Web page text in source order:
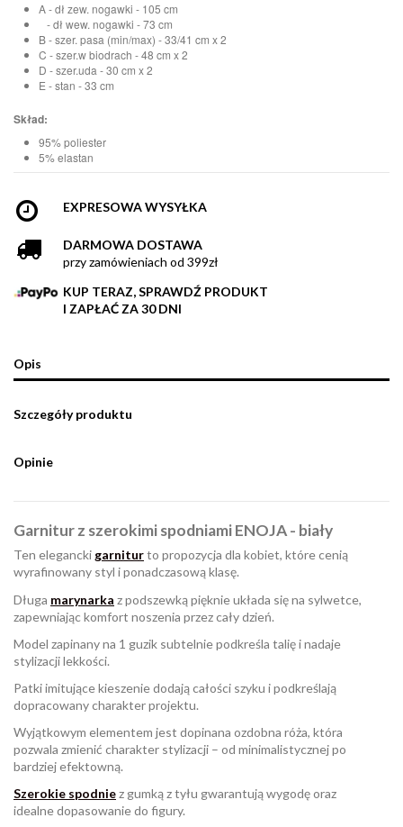
A - dł zew. nogawki - 105 cm
- dł wew. nogawki - 73 cm
B - szer. pasa (min/max) - 33/41 cm x 2
C - szer.w biodrach - 48 cm x 2
D - szer.uda - 30 cm x 2
E - stan - 33 cm
Skład:
95% poliester
5% elastan
EXPRESOWA WYSYŁKA
DARMOWA DOSTAWA
przy zamówieniach od 399zł
KUP TERAZ, SPRAWDŹ PRODUKT
I ZAPŁAĆ ZA 30 DNI
Opis
Szczegóły produktu
Opinie
Garnitur z szerokimi spodniami ENOJA - biały
Ten eleganckigarniturto propozycja dla kobiet, które cenią
wyrafinowany styl i ponadczasową klasę.
Długa marynarka z podszewką pięknie układa się na sylwetce,
zapewniając komfort noszenia przez cały dzień.
Model zapinany na 1 guzik subtelnie podkreśla talię i nadaje
stylizacji lekkości.
Patki imitujące kieszenie dodają całości szyku i podkreślają
dopracowany charakter projektu.
Wyjątkowym elementem jest dopinana ozdobna róża, która
pozwala zmienić charakter stylizacji – od minimalistycznej po
bardziej efektowną.
Szerokie spodniez gumką z tyłu gwarantują wygodę oraz
idealne dopasowanie do figury.